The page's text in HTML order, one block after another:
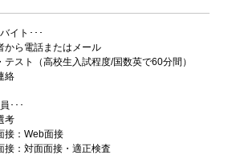
イト･･･
ら電話またはメール
スト（高校生入試程度/国数英で60分間）
絡
･･･
考
：Web面接
：対面面接・適正検査